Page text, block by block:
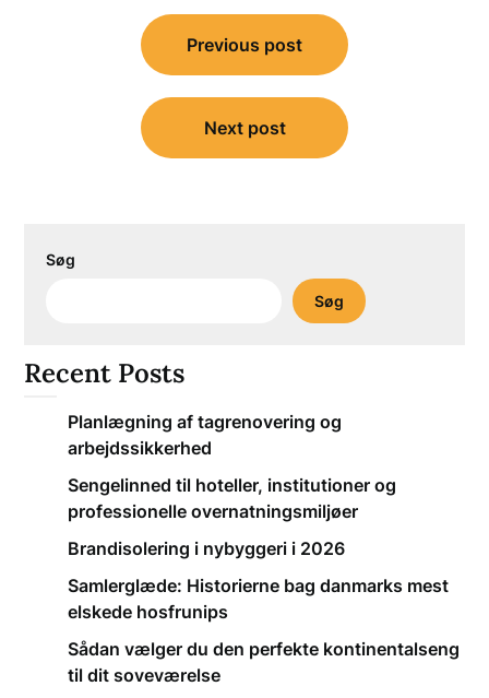
Indlægsnavigation
Previous post
Next post
Søg
Søg
Recent Posts
Planlægning af tagrenovering og
arbejdssikkerhed
Sengelinned til hoteller, institutioner og
professionelle overnatningsmiljøer
Brandisolering i nybyggeri i 2026
Samlerglæde: Historierne bag danmarks mest
elskede hosfrunips
Sådan vælger du den perfekte kontinentalseng
til dit soveværelse